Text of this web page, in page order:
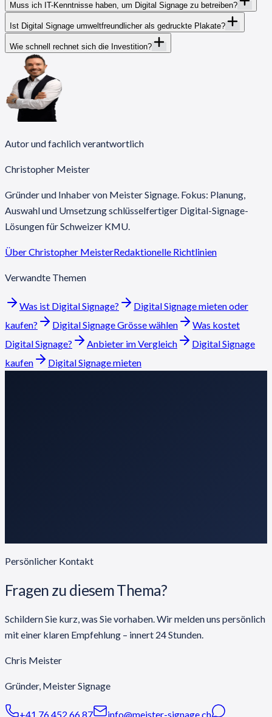
Muss ich IT-Kenntnisse haben, um Digital Signage zu betreiben?
Ist Digital Signage umweltfreundlicher als gedruckte Plakate?
Wie schnell rechnet sich die Investition?
Autor und fachlich verantwortlich
Christopher Meister
Gründer und Inhaber von Meister Signage. Fokus: Planung,
Auswahl und Umsetzung schlüsselfertiger Digital-Signage-
Lösungen für Schweizer KMU.
Über Christopher MeisterRedaktionelle Richtlinien
Verwandte Themen
Was ist Digital Signage?
Digital Signage mieten oder
kaufen?
Digital Signage Grösse wählen
Was kostet
Digital Signage?
Anbieter im Vergleich
Digital Signage
kaufen
Digital Signage mieten
Persönlicher Kontakt
Fragen zu diesem Thema?
Schildern Sie kurz, was Sie vorhaben. Wir melden uns persönlich
mit einer klaren Empfehlung – innert 24 Stunden.
Chris Meister
Gründer, Meister Signage
+41 76 452 66 87
info@meister-signage.ch